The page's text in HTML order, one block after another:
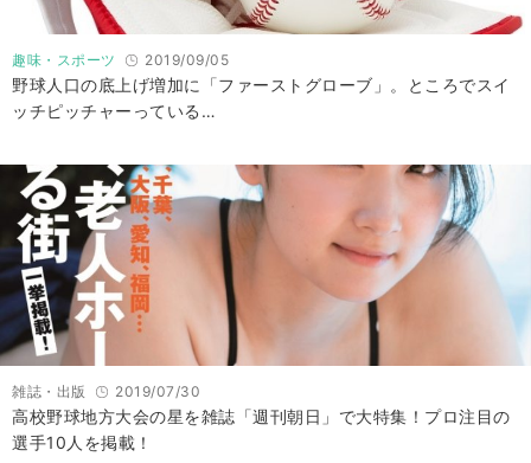
趣味・スポーツ 2019/09/05
野球人口の底上げ増加に「ファーストグローブ」。ところでスイ
ッチピッチャーっている…
雑誌・出版 2019/07/30
高校野球地方大会の星を雑誌「週刊朝日」で大特集！プロ注目の
選手10人を掲載！